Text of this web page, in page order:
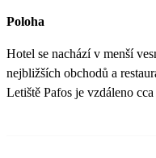
Poloha
Hotel se nachází v menší
nejbližších obchodů a
Letiště Pafos je vzdáleno